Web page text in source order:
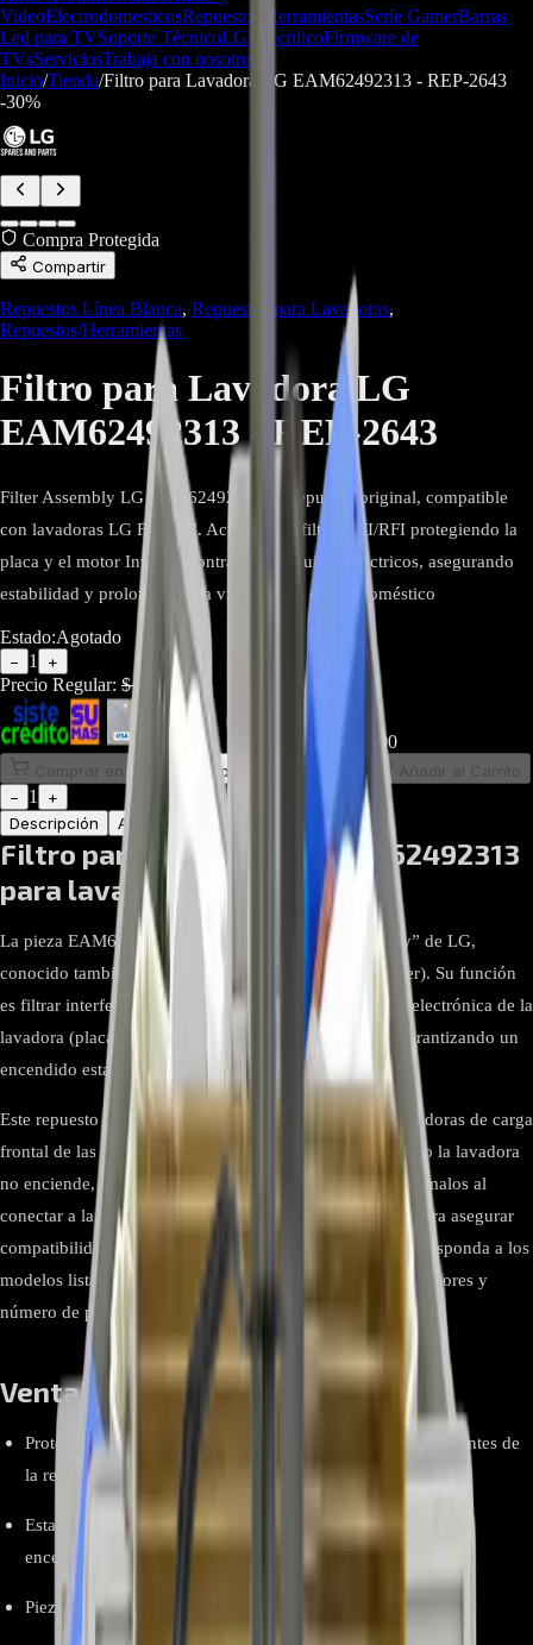
VideoElectrodomesticosRepuestos/HerramientasSeríe GamerBarras
Led para TVSoporte TécnicoLGP/AcrilicoFirmware de
TVsServiciosTrabaja con nosotros
Inicio/Tienda/Filtro para Lavadora LG EAM62492313 - REP-2643
-30%
Compra Protegida
Compartir
Repuestos Línea Blanca, Repuestos para Lavadoras,
Repuestos/Herramientas
Filtro para Lavadora LG
EAM62492313 - REP-2643
Filter Assembly LG EAM62492313 de repuesto original, compatible
con lavadoras LG F4 y FH. Actúa como filtro EMI/RFI protegiendo la
placa y el motor Inverter contra picos y ruidos eléctricos, asegurando
estabilidad y prolongando la vida útil del electrodoméstico
Estado:Agotado
− 1 +
Precio Regular: $ 211.429
148.000
Comprar en línea Comprar y Recoger
Añadir al Carrito
−
1
+
Descripción
Atributos
Filtro para Lavadora LG EAM62492313
para lavadoras
La pieza EAM62492313 es el módulo “Filter Assembly” de LG,
conocido también como filtro de ruido/EMI (Noise Filter). Su función
es filtrar interferencias eléctricas de la red y proteger la electrónica de la
lavadora (placa principal, motor Inverter y sensores), garantizando un
encendido estable y operación segura.
Este repuesto es original LG y se utiliza en múltiples lavadoras de carga
frontal de las series F4 y FH. Es especialmente útil cuando la lavadora
no enciende, presenta disparos de breaker, zumbidos anómalos al
conectar a la red o fallos intermitentes de alimentación. Para asegurar
compatibilidad, valide que la referencia de su equipo corresponda a los
modelos listados y que el filtro existente coincida en conectores y
número de parte.
Ventajas y beneficios
Protección eléctrica: mitiga picos y ruido EMI/RFI provenientes de
la red.
Estabilidad operativa: ayuda a prevenir reinicios y fallos de
encendido.
Pieza original LG, ajuste perfecto y calidad de fábrica.